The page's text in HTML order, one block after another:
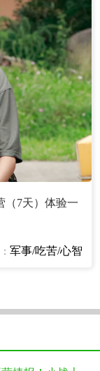
（7天）体验一
军事/吃苦/心智